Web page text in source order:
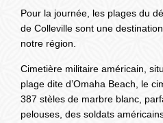
Pour la journée, les plages du
de Colleville sont une
notre région.
Cimetière militaire américain,
plage dite d’Omaha Beach, le
387 stèles de marbre blanc,
pelouses, des soldats